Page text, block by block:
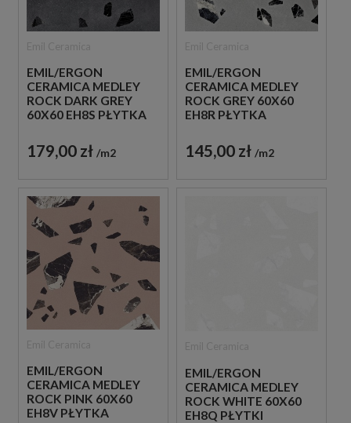
EMIL/ERGON
CERAMICA MEDLEY
ROCK DARK GREY
60X60 EH8S PŁYTKA
179,00 zł m2
EMIL/ERGON
CERAMICA MEDLEY
ROCK GREY 60X60
EH8R PŁYTKA
145,00 zł m2
EMIL/ERGON
CERAMICA MEDLEY
ROCK PINK 60X60
EH8V PŁYTKA
EMIL/ERGON
CERAMICA MEDLEY
ROCK WHITE 60X60
EH8Q PŁYTKI